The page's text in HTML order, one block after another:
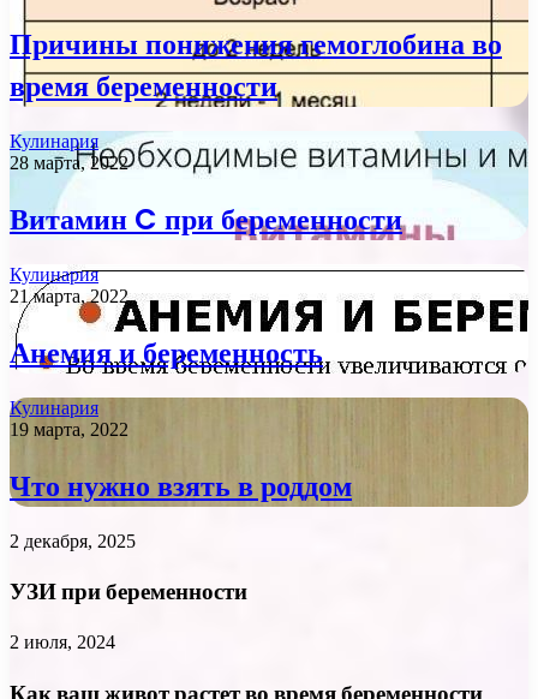
Причины понижения гемоглобина во
время беременности
Кулинария
28 марта, 2022
Витамин C при беременности
Кулинария
21 марта, 2022
Анемия и беременность
Кулинария
19 марта, 2022
Что нужно взять в роддом
2 декабря, 2025
УЗИ при беременности
2 июля, 2024